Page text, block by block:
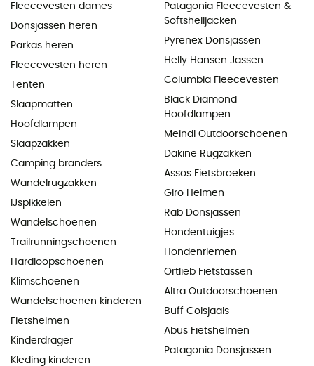
Fleecevesten dames
Donsjassen heren
Parkas heren
Fleecevesten heren
Tenten
Slaapmatten
Hoofdlampen
Slaapzakken
Camping branders
Wandelrugzakken
IJspikkelen
Wandelschoenen
Trailrunningschoenen
Hardloopschoenen
Klimschoenen
Wandelschoenen kinderen
Fietshelmen
Kinderdrager
Kleding kinderen
Patagonia Fleecevesten &
Softshelljacken
Pyrenex Donsjassen
Helly Hansen Jassen
Columbia Fleecevesten
Black Diamond
Hoofdlampen
Meindl Outdoorschoenen
Dakine Rugzakken
Assos Fietsbroeken
Giro Helmen
Rab Donsjassen
Hondentuigjes
Hondenriemen
Ortlieb Fietstassen
Altra Outdoorschoenen
Buff Colsjaals
Abus Fietshelmen
Patagonia Donsjassen